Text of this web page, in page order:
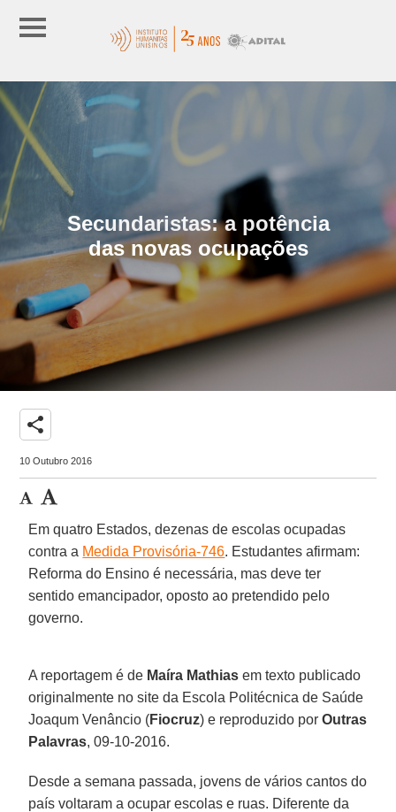
Secundaristas: a potência
das novas ocupações
share
10 Outubro 2016
Em quatro Estados, dezenas de escolas ocupadas
contra a Medida Provisória-746. Estudantes afirmam:
Reforma do Ensino é necessária, mas deve ter
sentido emancipador, oposto ao pretendido pelo
governo.
A reportagem é de Maíra Mathias em texto publicado
originalmente no site da Escola Politécnica de Saúde
Joaqum Venâncio (Fiocruz) e reproduzido porOutras
Palavras, 09-10-2016.
Desde a semana passada, jovens de vários cantos do
país voltaram a ocupar escolas e ruas. Diferente da